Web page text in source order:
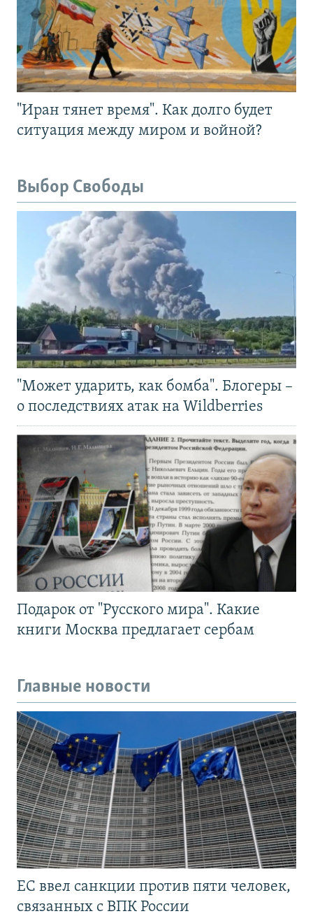
"Иран тянет время". Как долго будет
ситуация между миром и войной?
Выбор Свободы
"Может ударить, как бомба". Блогеры –
о последствиях атак на Wildberries
Подарок от "Русского мира". Какие
книги Москва предлагает сербам
Главные новости
ЕС ввел санкции против пяти человек,
связанных с ВПК России